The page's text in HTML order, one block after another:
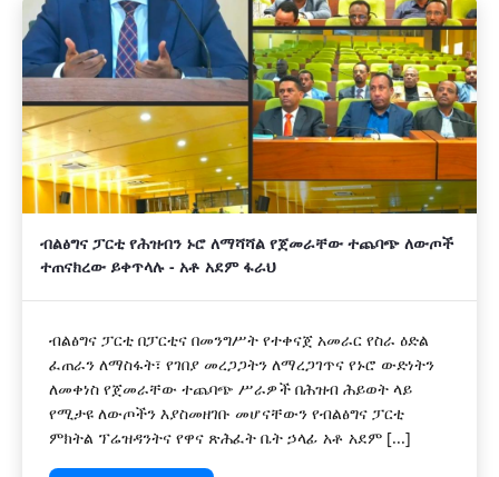
ብልፅግና ፓርቲ የሕዝብን ኑሮ ለማሻሻል የጀመራቸው ተጨባጭ ለውጦች
ተጠናክረው ይቀጥላሉ - አቶ አደም ፋራህ
ብልፅግና ፓርቲ በፓርቲና በመንግሥት የተቀናጀ አመራር የስራ ዕድል
ፈጠራን ለማስፋት፣ የገበያ መረጋጋትን ለማረጋገጥና የኑሮ ውድነትን
ለመቀነስ የጀመራቸው ተጨባጭ ሥራዎች በሕዝብ ሕይወት ላይ
የሚታዩ ለውጦችን እያስመዘገቡ መሆናቸውን የብልፅግና ፓርቲ
ምክትል ፕሬዝዳንትና የዋና ጽሕፈት ቤት ኃላፊ አቶ አደም [...]